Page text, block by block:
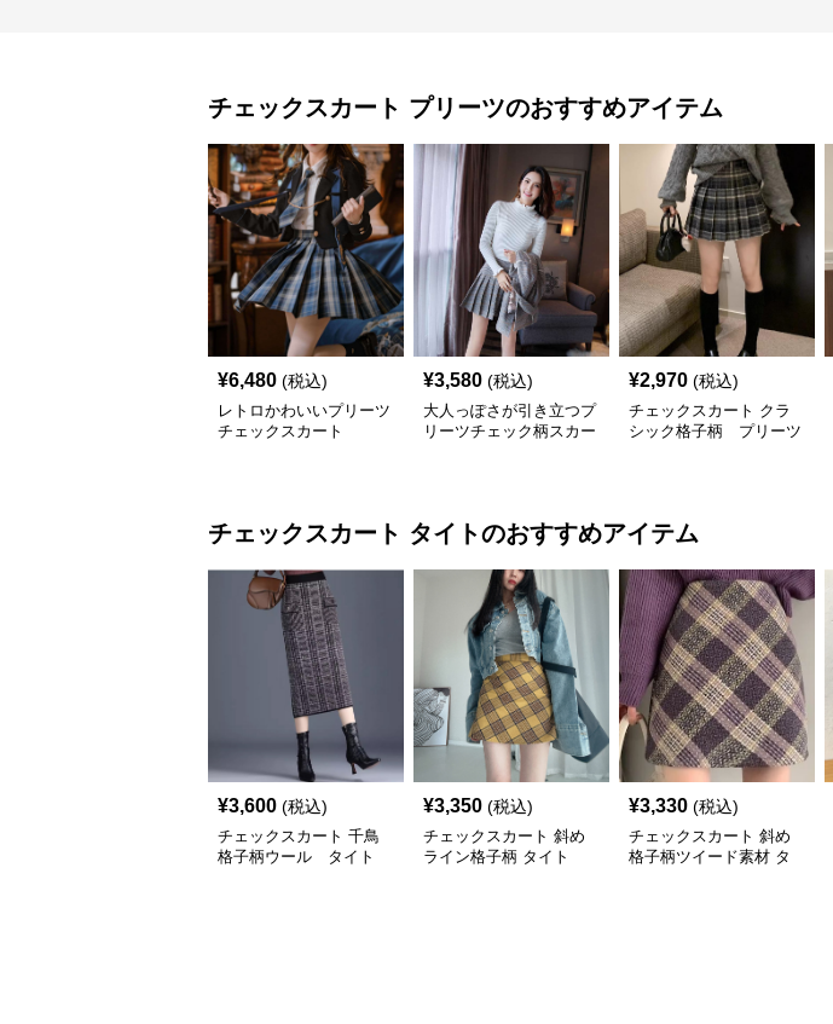
チェックスカート プリーツのおすすめアイテム
¥6,480 (税込)
レトロかわいいプリーツ
チェックスカート
¥3,580 (税込)
大人っぽさが引き立つプ
リーツチェック柄スカー
¥2,970 (税込)
チェックスカート クラ
シック格子柄 プリーツ
チェックスカート タイトのおすすめアイテム
¥3,600 (税込)
チェックスカート 千鳥
格子柄ウール タイト
¥3,350 (税込)
チェックスカート 斜め
ライン格子柄 タイト
¥3,330 (税込)
チェックスカート 斜め
格子柄ツイード素材 タ